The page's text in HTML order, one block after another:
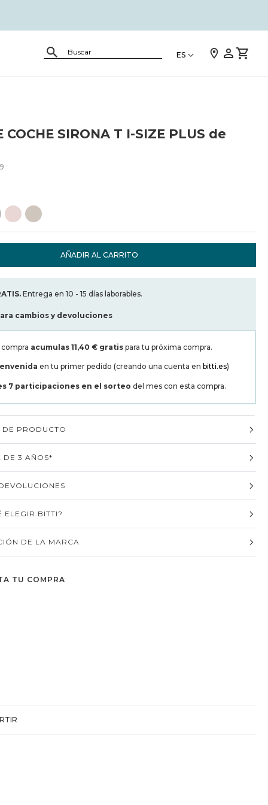
ES
COCHE SIRONA T I-SIZE PLUS de
AÑADIR AL CARRITO
Entrega en 10 - 15 días laborables.
cambios y devoluciones
acumulas 11,40 € gratis para tu próxima compra.
en tu primer pedido (creando una cuenta en bitti.es)
7 participaciones en el sorteo del mes con esta compra.
DE PRODUCTO
DE 3 AÑOS*
ELEGIR BITTI?
DE LA MARCA
TU COMPRA